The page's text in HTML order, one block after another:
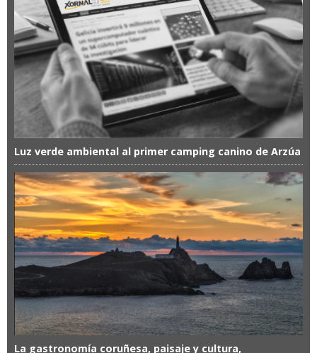
Luz verde ambiental al primer camping canino de Arzúa
La gastronomía coruñesa, paisaje y cultura,